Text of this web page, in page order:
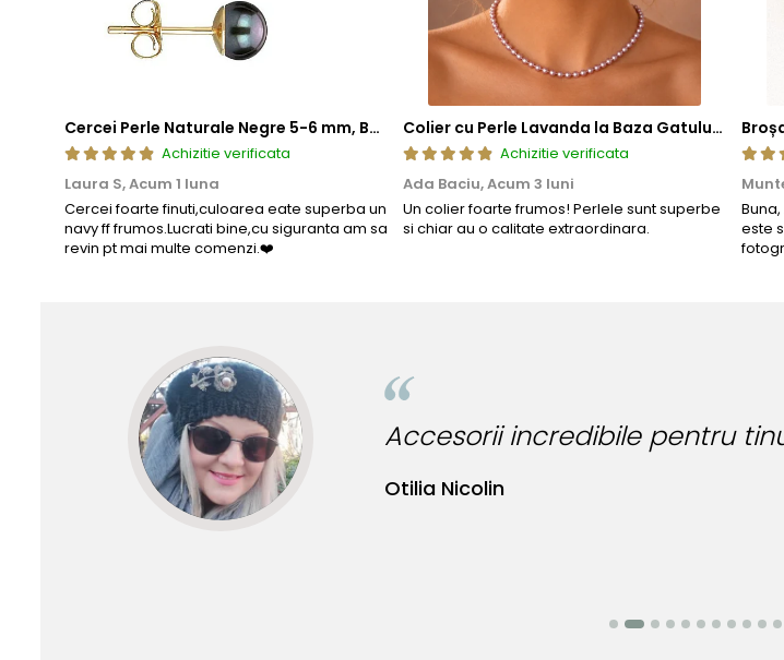
Cercei Perle Naturale Negre 5-6 mm, Buton AAA, Aur 14K (aur 585), Tip Șurub | KASKADDA®
Achizitie verificata
Laura S,Acum 1 luna
Cercei foarte finuti,culoarea eate superba un
navy ff frumos.Lucrati bine,cu siguranta am sa
revin pt mai multe comenzi.❤️
Colier cu Perle Lavanda la Baza Gatului, de 4-5 mm, Perle Rare, Calitate AAA+, Aur 14K | KASKADDA®
Achizitie verificata
Ada Baciu,Acum 3 luni
Un colier foarte frumos! Perlele sunt superbe
si chiar au o calitate extraordinara.
este
Otilia Nicolin
Accesorii incredibile pentru